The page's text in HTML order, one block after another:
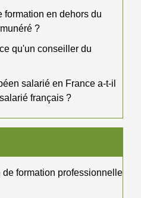
formation en dehors du
?
qu'un conseiller du
salarié en France a-t-il
français ?
de formation professionnelle